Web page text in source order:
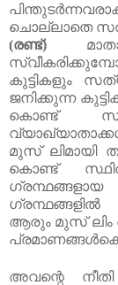
ചൊല്ലാതെ
(രണ്ട്)
കുട്ടികളും
ജനിക്കുന്ന
കൊണ്ട്
മുസ് ലിമായി
കൊണ്ട്
ഗ്രന്ഥങ്ങളായ
ഗ്രന്ഥങ്ങളിൽ
ആരും മുസ് ലിം
അവന്റെ നീതി